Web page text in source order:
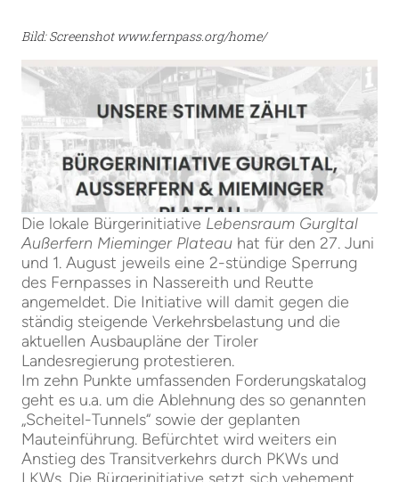
Bild: Screenshot www.fernpass.org/home/
Die lokale Bürgerinitiative Lebensraum Gurgltal
Außerfern Mieminger Plateau hat für den 27. Juni
und 1. August jeweils eine 2-stündige Sperrung
des Fernpasses in Nassereith und Reutte
angemeldet. Die Initiative will damit gegen die
ständig steigende Verkehrsbelastung und die
aktuellen Ausbaupläne der Tiroler
Landesregierung protestieren.
Im zehn Punkte umfassenden Forderungskatalog
geht es u.a. um die Ablehnung des so genannten
„Scheitel-Tunnels“ sowie der geplanten
Mauteinführung. Befürchtet wird weiters ein
Anstieg des Transitverkehrs durch PKWs und